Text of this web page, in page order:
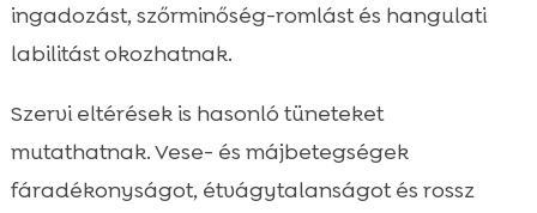
ingadozást, szőrminőség-romlást és hangulati
labilitást okozhatnak.
Szervi eltérések is hasonló tüneteket
mutathatnak. Vese- és májbetegségek
fáradékonyságot, étvágytalanságot és rossz